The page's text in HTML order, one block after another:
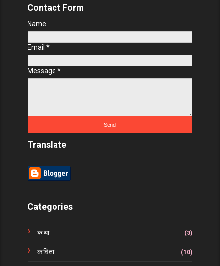
Contact Form
Name
Email*
Message*
Translate
Categories
कथा (3)
कविता (10)